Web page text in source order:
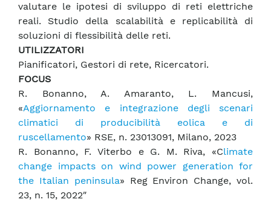
valutare le ipotesi di sviluppo di reti elettriche
reali. Studio della scalabilità e replicabilità di
soluzioni di flessibilità delle reti.
UTILIZZATORI
Pianificatori, Gestori di rete, Ricercatori.
FOCUS
R. Bonanno, A. Amaranto, L. Mancusi,
«Aggiornamento e integrazione degli scenari
climatici di producibilità eolica e di
ruscellamento» RSE, n. 23013091, Milano, 2023
R. Bonanno, F. Viterbo e G. M. Riva, «Climate
change impacts on wind power generation for
the Italian peninsula» Reg Environ Change, vol.
23, n. 15, 2022″